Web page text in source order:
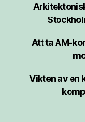
Att ta AM-
Vikten av en